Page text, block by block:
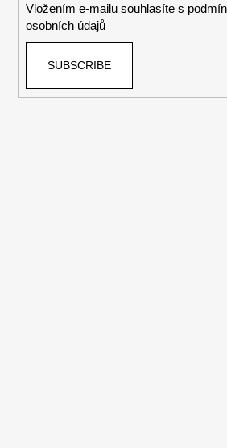
n
s
Vložením e-mailu souhlasíte s
osobních údajů
SUBSCRIBE